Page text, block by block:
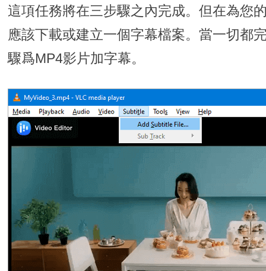
這項任務將在三步驟之內完成。但在為您
應該下載或建立一個字幕檔案。當一切都
驟爲MP4影片加字幕。